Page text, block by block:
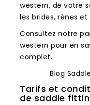
western, de votre
les brides, rênes
Consultez notre
western pour en
complet.
Blog
Tarifs et
de saddle